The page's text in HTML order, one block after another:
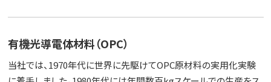
有機光導電体材料（OPC）
当社では、1970年代に世界に先駆けてOPC原材料の実用化実験